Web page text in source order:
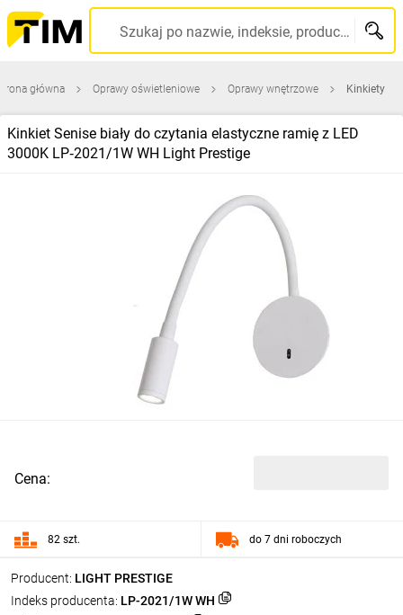
Szukaj po nazwie, indeksie, producencie, kodzie kreskowym...
główna Oprawy oświetleniowe Oprawy wnętrzowe Kinkiety
Kinkiet Senise biały do czytania elastyczne ramię z LED
3000K LP‑2021/1W WH Light Prestige
Producent: LIGHT PRESTIGE
Indeks producenta: LP-2021/1W WH
Cena:
82 szt. do 7 dni roboczych